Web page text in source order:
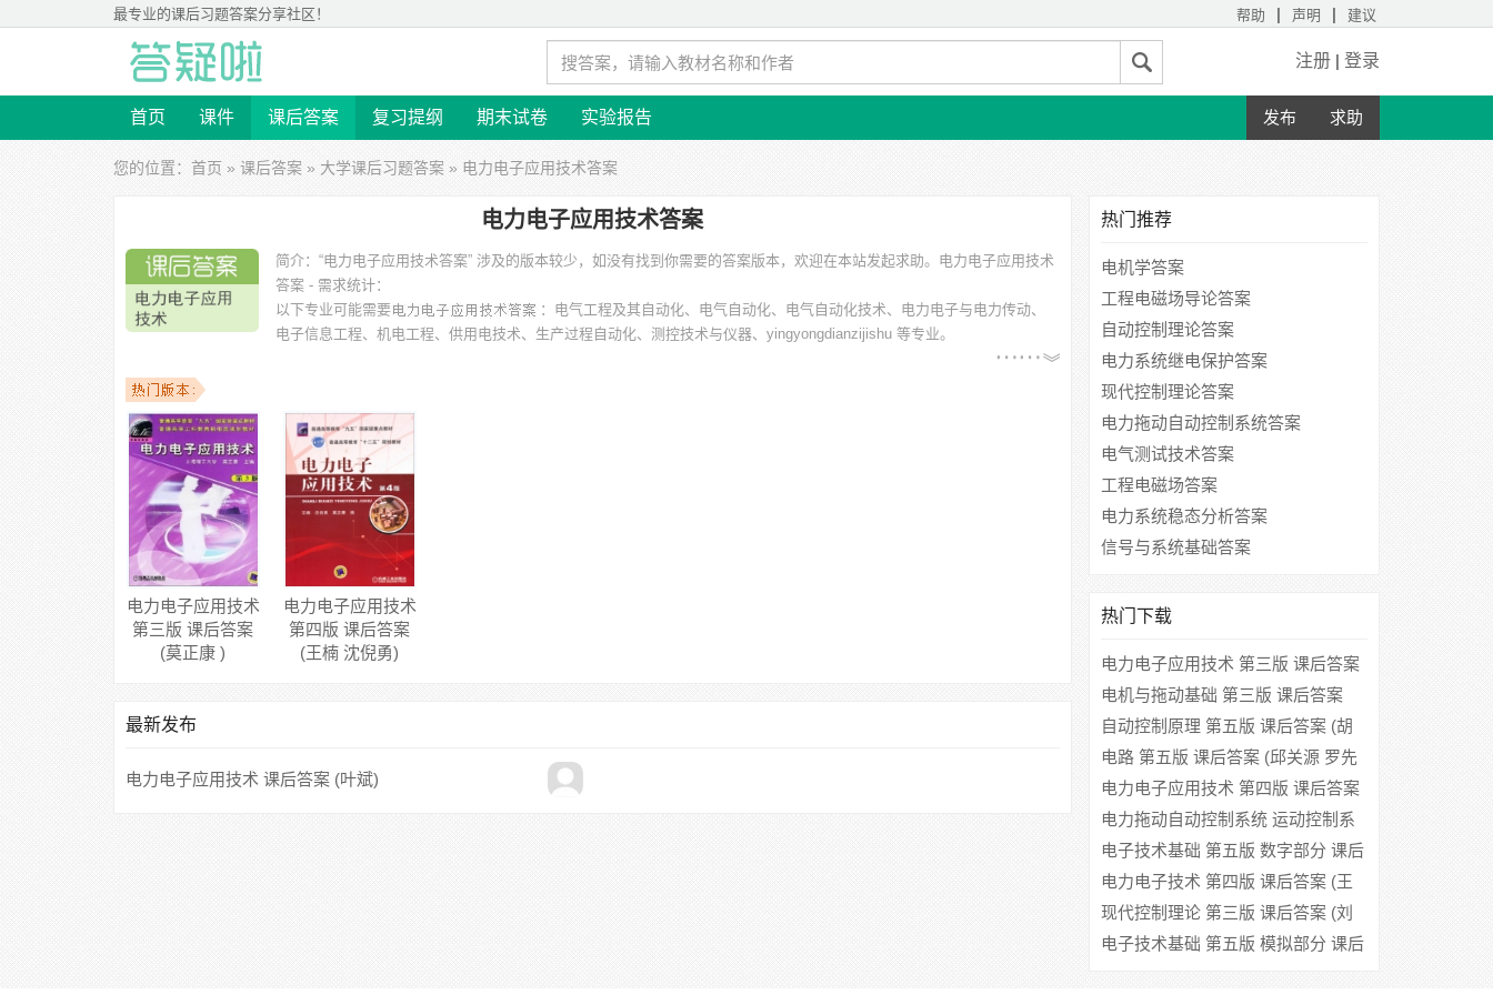
最专业的课后习题答案分享社区！ 帮助 | 声明 | 建议
注册 | 登录
首页 课件 课后答案 复习提纲 期末试卷 实验报告 发布 求助
您的位置： 首页 » 课后答案 » 大学课后习题答案 » 电力电子应用技术答案
电力电子应用技术答案
简介： “电力电子应用技术答案” 涉及的版本较少，如没有找到你需要的答案版本，欢迎在本站发起求助。 电力电子应用技术
答案 - 需求统计：
以下专业可能需要
：电气工程及其自动化、电气自动化、电气自动化技术、电力电子与电力传动、
电子信息工程、机电工程、供用电技术、生产过程自动化、测控技术与仪器、yingyongdianzijishu 等专业。
：北华大学、河南机电高等专科学校、广东石油化工学院、重庆工商大学、广州华立科技职业学院、
北京石油化工学院、河南工业大学、浙江机电职业技术学院、绵阳职业技术学院、无锡职业技术学院 等。
电力电子应用技术
第三版 课后答案
(莫正康 )
电力电子应用技术
第四版 课后答案
(王楠 沈倪勇)
最新发布
电力电子应用技术 课后答案 (叶斌)
热门推荐
电机学答案
工程电磁场导论答案
自动控制理论答案
电力系统继电保护答案
现代控制理论答案
电力拖动自动控制系统答案
电气测试技术答案
工程电磁场答案
电力系统稳态分析答案
信号与系统基础答案
热门下载
电力电子应用技术 第三版 课后答案
(莫正康 )
电机与拖动基础 第三版 课后答案
(李发海 王岩)
自动控制原理 第五版 课后答案 (胡
寿松)
电路 第五版 课后答案 (邱关源 罗先
觉)
电力电子应用技术 第四版 课后答案
(王楠 沈倪勇)
电力拖动自动控制系统 运动控制系
统 第四版 课后答案 (上海大学 阮毅)
电子技术基础 第五版 数字部分 课后
答案 (康华光)
电力电子技术 第四版 课后答案 (王
兆安 黄俊)
现代控制理论 第三版 课后答案 (刘
豹 唐万生)
电子技术基础 第五版 模拟部分 课后